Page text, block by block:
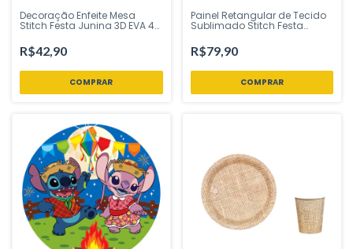
Decoração Enfeite Mesa
Stitch Festa Junina 3D EVA 4
sua Festa Loja
R$42,90
Painel Retangular de Tecido
Sublimado Stitch Festa
sua Festa Loja
R$79,90